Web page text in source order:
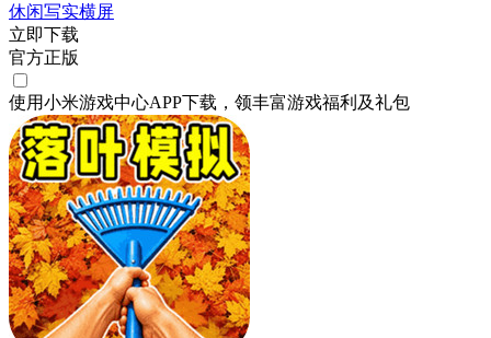
休闲写实横屏
立即下载
官方正版
使用小米游戏中心APP下载 ，领丰富游戏福利 及礼包